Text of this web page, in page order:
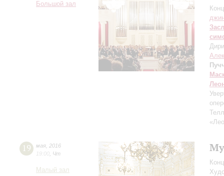
Большой зал
19 мая 2016
19:00 Чт
Малый зал